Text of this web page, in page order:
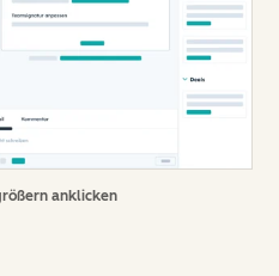
anklicken